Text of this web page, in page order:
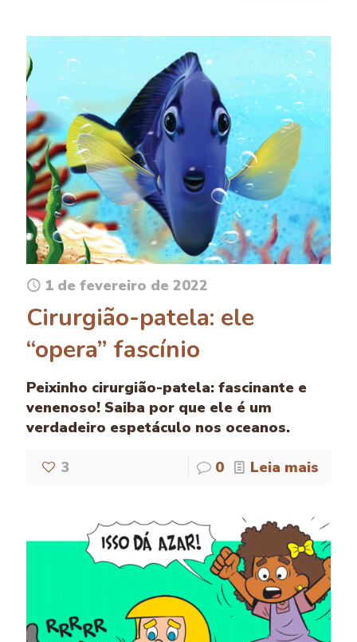
1 de fevereiro de 2022
Cirurgião-patela: ele
“opera” fascínio
Peixinho cirurgião-patela: fascinante e
venenoso! Saiba por que ele é um
verdadeiro espetáculo nos oceanos.
3 0 Leia mais